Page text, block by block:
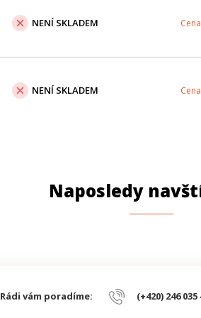
NENÍ SKLADEM
NENÍ SKLADEM
Naposledy
Rádi vám poradíme: (+420) 246 035